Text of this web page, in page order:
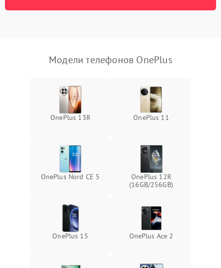
Модели телефонов OnePlus
OnePlus 13R OnePlus 11
OnePlus Nord CE 5
OnePlus 12R
(16GB/256GB)
OnePlus 15 OnePlus Ace 2